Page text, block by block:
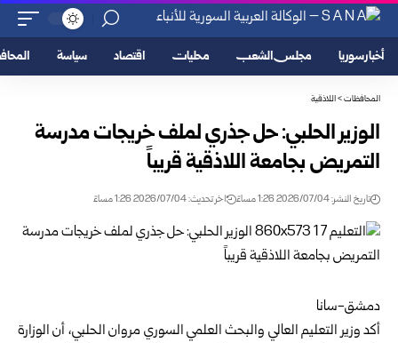
أخبار سوريا مجلس الشعب محليات اقتصاد سياسة
المحافظات>اللاذقية
الوزير الحلبي: حل جذري لملف خريجات مدرسة
التمريض ‏بجامعة اللاذقية قريباً
تاريخ النشر: 2026/07/04 1:26 مساءً اخر تحديث: 2026/07/04 1:26 مساءً
دمشق-سانا‏
أكدوزير التعليم العالي والبحث العلمي السوري مروان الحلبي، ‏أن الوزارة